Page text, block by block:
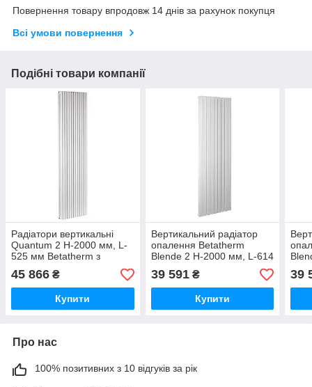
Повернення товару впродовж 14 днів за рахунок покупця
Всі умови повернення
Подібні товари компанії
Радіатори вертикальні
Quantum 2 H-2000 мм, L-
525 мм Betatherm з
нижнім підключенням
45 866 ₴
Купити
Вертикальний радіатор
опалення Betatherm
Blende 2 H-2000 мм, L-614
мм RAL9016M
39 591₴
Купити
мм
39
Про нас
100% позитивних з 10 відгуків за рік